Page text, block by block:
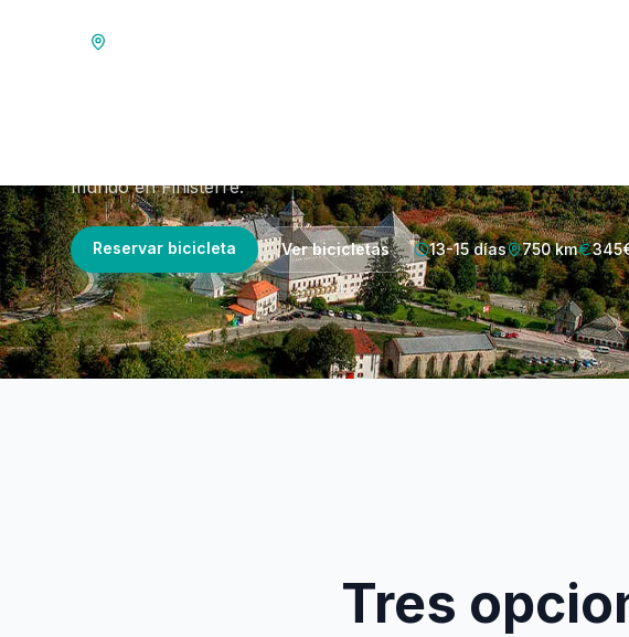
mundo en Finisterre.
Reservar bicicleta Ver bicicletas 13-15 días 750 km
Tres